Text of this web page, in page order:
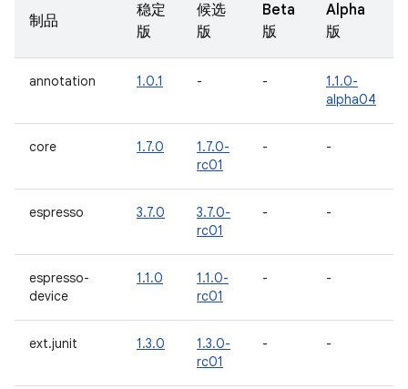
制品
稳定
版
候选
版
Beta
版
Alpha
版
annotation 1.0.1 - -
1.1.0-
alpha04
core 1.7.0
1.7.0-
rc01
- -
espresso 3.7.0
3.7.0-
rc01
- -
espresso-
device
1.1.0
1.1.0-
rc01
- -
ext.junit 1.3.0
1.3.0-
rc01
- -